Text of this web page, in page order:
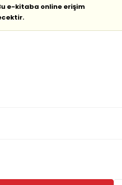
e-kitaba online erişim